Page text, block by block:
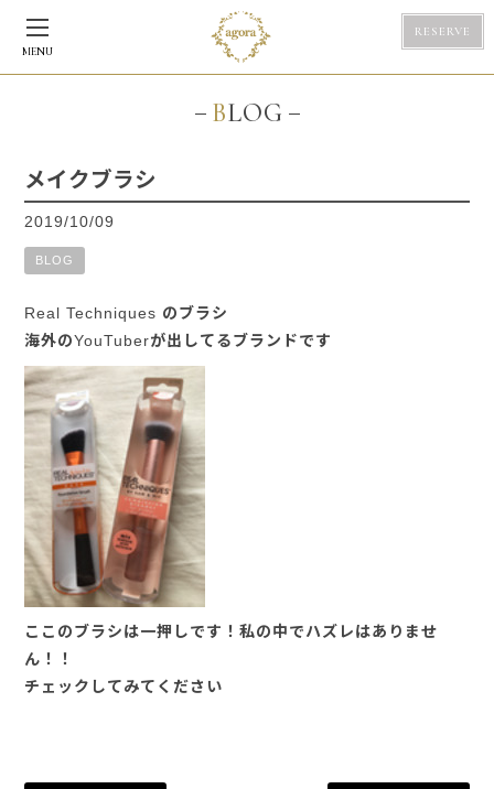
MENU
RESERVE
BLOG
メイクブラシ
2019/10/09
BLOG
Real Techniques のブラシ
海外のYouTuberが出してるブランドです
ここのブラシは一押しです！私の中でハズレはありませ
ん！！
チェックしてみてください